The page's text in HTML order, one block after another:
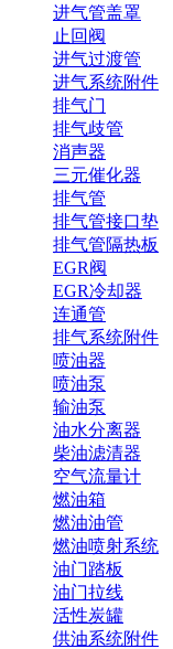
进气管盖罩
止回阀
进气过渡管
进气系统附件
排气门
排气歧管
消声器
三元催化器
排气管
排气管接口垫
排气管隔热板
EGR阀
EGR冷却器
连通管
排气系统附件
喷油器
喷油泵
输油泵
油水分离器
柴油滤清器
空气流量计
燃油箱
燃油油管
燃油喷射系统
油门踏板
油门拉线
活性炭罐
供油系统附件